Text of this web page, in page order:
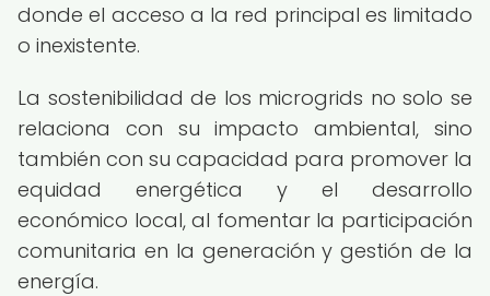
donde el acceso a la red principal es limitado
o inexistente.
La sostenibilidad de los microgrids no solo se
relaciona con su impacto ambiental, sino
también con su capacidad para promover la
equidad energética y el desarrollo
económico local, al fomentar la participación
comunitaria en la generación y gestión de la
energía.